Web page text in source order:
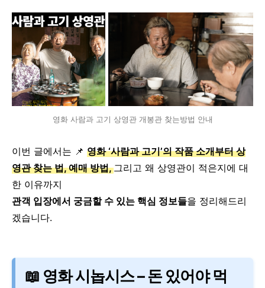
영화 사람과 고기 상영관 개봉관 찾는방법 안내
이번 글에서는 📌 영화 ‘사람과 고기’의 작품 소개부터상
영관 찾는 법, 예매 방법,그리고 왜 상영관이 적은지에 대
한 이유까지
관객 입장에서 궁금할 수 있는 핵심 정보들을 정리해드리
겠습니다.
📖 영화 시놉시스 – 돈 있어야 먹